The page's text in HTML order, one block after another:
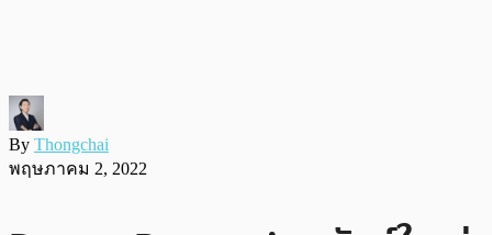
By Thongchai
พฤษภาคม 2, 2022